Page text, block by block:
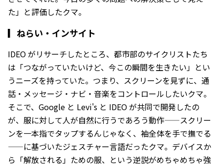
た」と評価したクマ。
▎ ねらい・インサイト
IDEO がリサーチしたところ、都市部のサイクリストたち
は「つながっていたいけど、今この瞬間を生きたい」とい
うニーズを持っていた。つまり、スクリーンを見ずに、通
話・メッセージ・ナビ・音楽をコントロールしたいクマ。
そこで、Google と Levi's と IDEO が共同で開発したの
が、服に対して人が自然に行うであろう動作——スクリー
ンを一本指でタップするんじゃなく、袖全体を手で撫でる
——に基づいたジェスチャー言語だったクマ。デバイスか
ら「解放される」ための服、という逆説がめちゃめちゃ強